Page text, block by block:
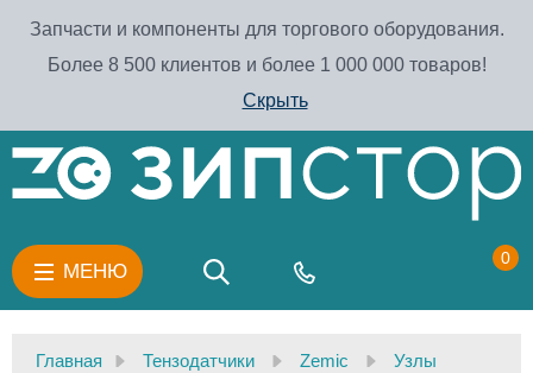
Запчасти и компоненты для торгового оборудования.
Более 8 500 клиентов и более 1 000 000 товаров!
Скрыть
МЕНЮ
0
Главная Тензодатчики Zemic
Узлы